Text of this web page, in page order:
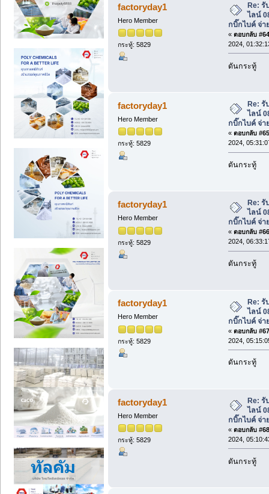
factoryday1
Hero Member
กระทู้: 5829
Re: รั
ไลน์
กบิ๊กไบค์ จ่า
« ตอบกลับ
2024,
ดันกระทู้
factoryday1
Hero Member
กระทู้: 5829
Re: รั
ไลน์
กบิ๊กไบค์ จ่า
« ตอบกลับ
2024,
ดันกระทู้
factoryday1
Hero Member
กระทู้: 5829
Re: รั
ไลน์
กบิ๊กไบค์ จ่า
« ตอบกลับ
2024,
ดันกระทู้
factoryday1
Hero Member
กระทู้: 5829
Re: รั
ไลน์
กบิ๊กไบค์ จ่า
« ตอบกลับ
2024,
ดันกระทู้
factoryday1
Hero Member
กระทู้: 5829
Re: รั
ไลน์
กบิ๊กไบค์ จ่า
« ตอบกลับ
2024,
ดันกระทู้